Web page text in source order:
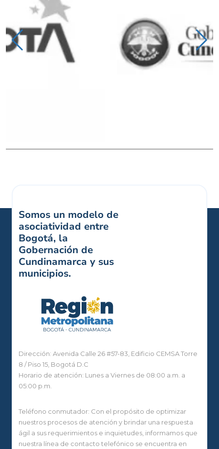
Somos un modelo de
asociatividad entre
Bogotá, la
Gobernación de
Cundinamarca y sus
municipios.
Dirección: Avenida Calle 26 #57-83, Edificio CEMSA Torre
8 / Piso 15, Bogotá D.C
Horario de atención: Lunes a Viernes de 08:00 a.m. a
05:00 p.m.
Teléfono conmutador: Con el propósito de optimizar
nuestros procesos de atención y brindar una respuesta
ágil a sus requerimientos e inquietudes, informamos que
nuestra línea de contacto telefónico se encuentra en